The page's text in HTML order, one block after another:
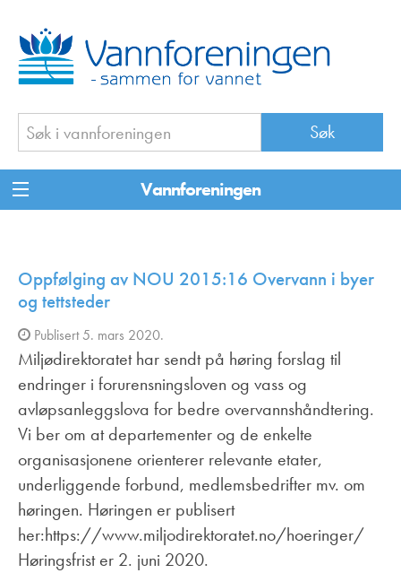
Vannforeningen
Oppfølging av NOU 2015:16 Overvann i byer
og tettsteder
Publisert 5. mars 2020.
Miljødirektoratet har sendt på høring forslag til
endringer i forurensningsloven og vass og
avløpsanleggslova for bedre overvannshåndtering.
Vi ber om at departementer og de enkelte
organisasjonene orienterer relevante etater,
underliggende forbund, medlemsbedrifter mv. om
høringen. Høringen er publisert
her:https://www.miljodirektoratet.no/hoeringer/
Høringsfrist er 2. juni 2020.